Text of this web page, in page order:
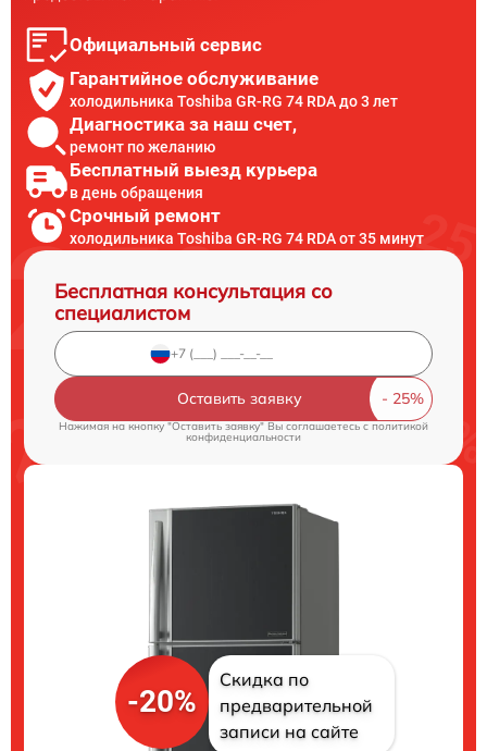
Официальный сервис
Гарантийное обслуживание
холодильника Toshiba GR-RG 74 RDA до 3 лет
Диагностика за наш счет,
ремонт по желанию
Бесплатный выезд курьера
в день обращения
Срочный ремонт
холодильника Toshiba GR-RG 74 RDA от 35 минут
Бесплатная консультация со
специалистом
Оставить заявку
Нажимая на кнопку "Оставить заявку" Вы соглашаетесь cполитикой
конфиденциальности
-20%
Скидка по
предварительной
записи на сайте